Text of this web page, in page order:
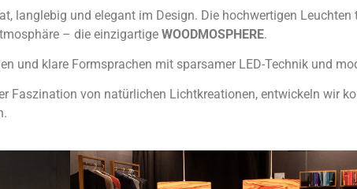
langlebig und elegant im Design. Die hochwertigen
– die einzigartige WOODMOSPHERE.
und klare Formsprachen mit sparsamer LED-Technik und
Faszination von natürlichen Lichtkreationen, entwickeln wir